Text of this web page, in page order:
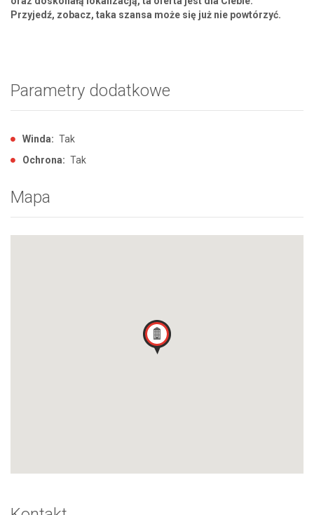
Przyjedź, zobacz, taka szansa może się już nie powtórzyć.
Parametry dodatkowe
Winda: Tak
Ochrona: Tak
Mapa